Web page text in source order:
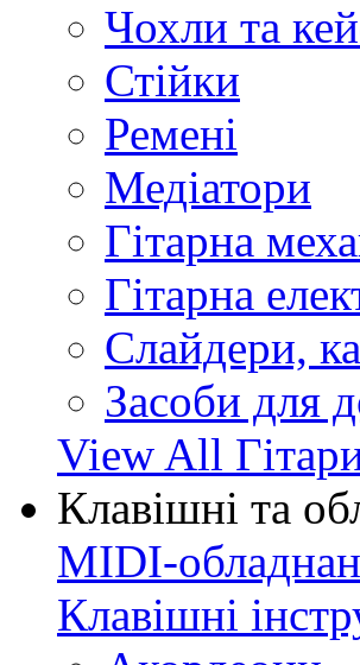
Чохли та
Стійки
Ремені
Медіатори
Гітарна
Гітарна
Слайдери,
Засоби для
View All
Клавішні та
MIDI-
Клавішні